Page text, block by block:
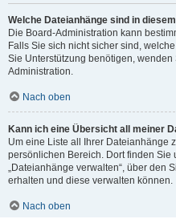
Welche Dateianhänge sind in
Die Board-Administration kann
Falls Sie sich nicht sicher sind,
Sie Unterstützung benötigen,
Administration.
Nach oben
Kann ich eine Übersicht all meiner
Um eine Liste all Ihrer Dateianhänge
persönlichen Bereich. Dort finden Sie
„Dateianhänge verwalten“, über den
erhalten und diese verwalten können.
Nach oben